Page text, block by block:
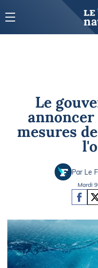
Le
annoncer
mesures
Par Le
Mardi